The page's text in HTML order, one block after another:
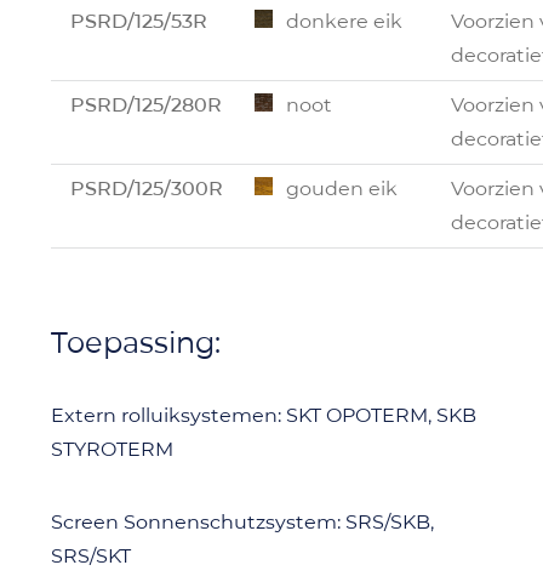
PSRD/125/53R donkere eik
Voorzien
PSRD/125/280R noot
Voorzien
PSRD/125/300R gouden eik
Voorzien
Toepassing:
Extern rolluiksystemen: SKT OPOTERM, SKB
STYROTERM
Screen Sonnenschutzsystem: SRS/SKB,
SRS/SKT